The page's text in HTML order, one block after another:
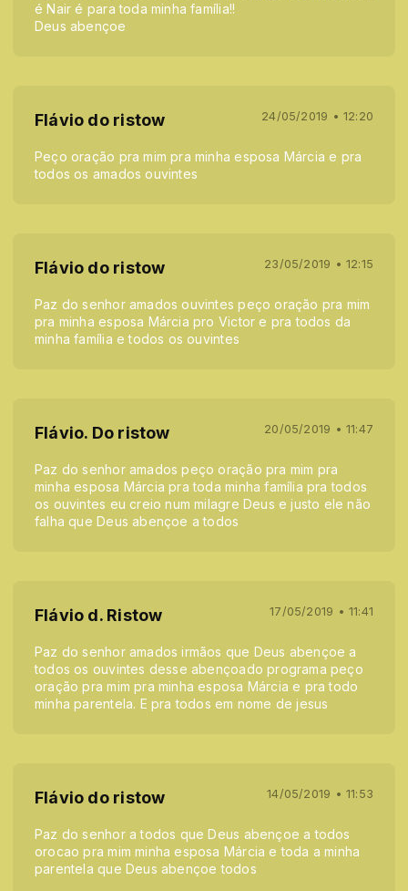
é Nair é para toda minha família!!
Deus abençoe
Flávio do ristow 24/05/2019 • 12:20
Peço oração pra mim pra minha esposa Márcia e pra
todos os amados ouvintes
Flávio do ristow 23/05/2019 • 12:15
Paz do senhor amados ouvintes peço oração pra mim
pra minha esposa Márcia pro Victor e pra todos da
minha família e todos os ouvintes
Flávio. Do ristow 20/05/2019 • 11:47
Paz do senhor amados peço oração pra mim pra
minha esposa Márcia pra toda minha família pra todos
os ouvintes eu creio num milagre Deus e justo ele não
falha que Deus abençoe a todos
Flávio d. Ristow 17/05/2019 • 11:41
Paz do senhor amados irmãos que Deus abençoe a
todos os ouvintes desse abençoado programa peço
oração pra mim pra minha esposa Márcia e pra todo
minha parentela. E pra todos em nome de jesus
Flávio do ristow 14/05/2019 • 11:53
Paz do senhor a todos que Deus abençoe a todos
orocao pra mim minha esposa Márcia e toda a minha
parentela que Deus abençoe todos